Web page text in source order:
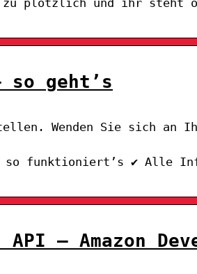
so geht’s
Wenden Sie sich an
– so funktioniert’s ✔ Alle
– Amazon